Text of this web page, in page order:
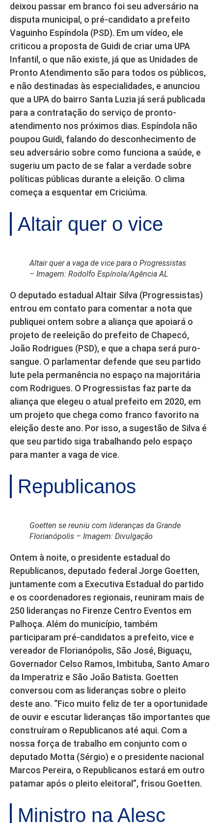
deixou passar em branco foi seu adversário na
disputa municipal, o pré-candidato a prefeito
Vaguinho Espíndola (PSD). Em um vídeo, ele
criticou a proposta de Guidi de criar uma UPA
Infantil, o que não existe, já que as Unidades de
Pronto Atendimento são para todos os públicos,
e não destinadas às especialidades, e anunciou
que a UPA do bairro Santa Luzia já será publicada
para a contratação do serviço de pronto-
atendimento nos próximos dias. Espíndola não
poupou Guidi, falando do desconhecimento de
seu adversário sobre como funciona a saúde, e
sugeriu um pacto de se falar a verdade sobre
políticas públicas durante a eleição. O clima
começa a esquentar em Criciúma.
Altair quer o vice
Altair quer a vaga de vice para o Progressistas
– Imagem: Rodolfo Espínola/Agência AL
O deputado estadual Altair Silva (Progressistas)
entrou em contato para comentar a nota que
publiquei ontem sobre a aliança que apoiará o
projeto de reeleição do prefeito de Chapecó,
João Rodrigues (PSD), e que a chapa será puro-
sangue. O parlamentar defende que seu partido
lute pela permanência no espaço na majoritária
com Rodrigues. O Progressistas faz parte da
aliança que elegeu o atual prefeito em 2020, em
um projeto que chega como franco favorito na
eleição deste ano. Por isso, a sugestão de Silva é
que seu partido siga trabalhando pelo espaço
para manter a vaga de vice.
Republicanos
Goetten se reuniu com lideranças da Grande
Florianópolis – Imagem: Divulgação
Ontem à noite, o presidente estadual do
Republicanos, deputado federal Jorge Goetten,
juntamente com a Executiva Estadual do partido
e os coordenadores regionais, reuniram mais de
250 lideranças no Firenze Centro Eventos em
Palhoça. Além do município, também
participaram pré-candidatos a prefeito, vice e
vereador de Florianópolis, São José, Biguaçu,
Governador Celso Ramos, Imbituba, Santo Amaro
da Imperatriz e São João Batista. Goetten
conversou com as lideranças sobre o pleito
deste ano. “Fico muito feliz de ter a oportunidade
de ouvir e escutar lideranças tão importantes que
construíram o Republicanos até aqui. Com a
nossa força de trabalho em conjunto com o
deputado Motta (Sérgio) e o presidente nacional
Marcos Pereira, o Republicanos estará em outro
patamar após o pleito eleitoral”, frisou Goetten.
Ministro na Alesc